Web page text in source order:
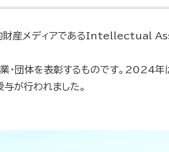
的財産メディアである
・団体を表彰するものです。2024
が行われました。